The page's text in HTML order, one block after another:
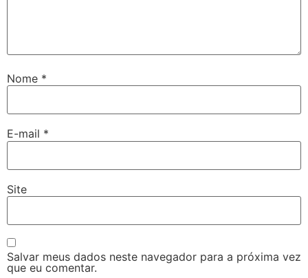
Nome *
E-mail *
Site
Salvar meus dados neste navegador para a próxima vez
que eu comentar.